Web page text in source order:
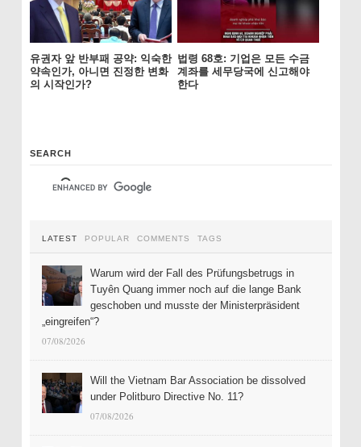
유권자 앞 반부패 공약: 익숙한
약속인가, 아니면 진정한 변화
의 시작인가?
법령 68호: 기업은 모든 수금
계좌를 세무당국에 신고해야
한다
SEARCH
LATEST POPULAR COMMENTS TAGS
Warum wird der Fall des Prüfungsbetrugs in
Tuyên Quang immer noch auf die lange Bank
geschoben und musste der Ministerpräsident
„eingreifen“?
07/08/2026
Will the Vietnam Bar Association be dissolved
under Politburo Directive No. 11?
07/08/2026